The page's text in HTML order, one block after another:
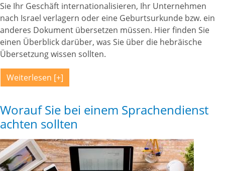
Sie Ihr Geschäft internationalisieren, Ihr Unternehmen
nach Israel verlagern oder eine Geburtsurkunde bzw. ein
anderes Dokument übersetzen müssen. Hier finden Sie
einen Überblick darüber, was Sie über die hebräische
Übersetzung wissen sollten.
Weiterlesen
Worauf Sie bei einem Sprachendienst
achten sollten